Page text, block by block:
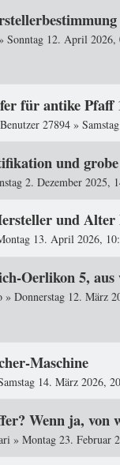
Sonntag 12. April 2026,
für antike Pfaff
27894 »
und
2. Dezember 2025,
und Alter
13. April 2026,
Oerlikon 5, aus
» Donnerstag 12. März
Maschine
14. März 2026,
Wenn ja, von
» Montag 23. Februar